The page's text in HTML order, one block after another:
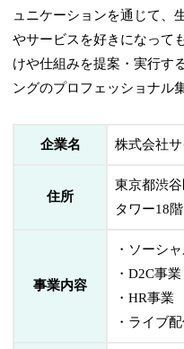
ュニケーションを通じて、
やサービスを好きになって
けや仕組みを提案・実行す
ングのプロフェッショナル
企業名 株式会社
住所
東京都渋
タワー18階
事業内容
・ソーシ
・D2C事業
・HR事業
・ライブ